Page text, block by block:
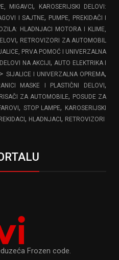
MIGAVCI,
KAROSERIJSKI DELOVI:
I SAJTNE, PUMPE, PREKIDAČI I
HLADNJACI MOTORA I KLIME,
, RETROVIZORI ZA AUTOMOBIL
PRVA POMOĆ I UNIVERZALNA
NA AKCIJI, AUTO ELEKTRIKA I
SIJALICE I UNIVERZALNA OPREMA,
MASKE I PLASTIČNI DELOVI,
ZA AUTOMOBILE, POSUDE ZA
, STOP LAMPE, KAROSERIJSKI
, HLADNJACI, RETROVIZORI
Frozen code.